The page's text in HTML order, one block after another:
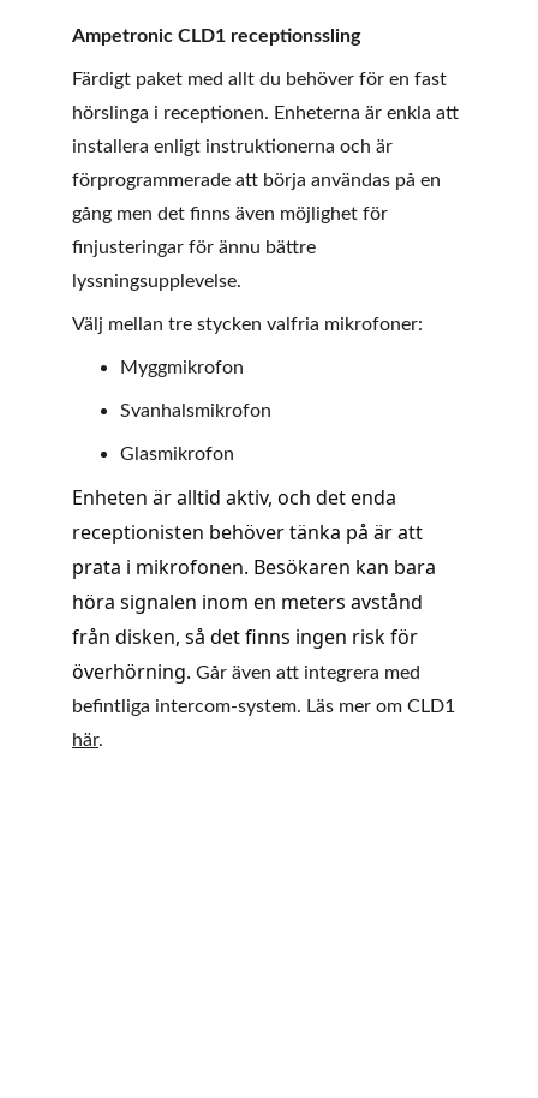
Ampetronic CLD1 receptionssling
Färdigt paket med allt du behöver för en fast
hörslinga i receptionen. Enheterna är enkla att
installera enligt instruktionerna och är
förprogrammerade att börja användas på en
gång men det finns även möjlighet för
finjusteringar för ännu bättre
lyssningsupplevelse.
Välj mellan tre stycken valfria mikrofoner:
Myggmikrofon
Svanhalsmikrofon
Glasmikrofon
Enheten är alltid aktiv, och det enda
receptionisten behöver tänka på är att
prata i mikrofonen. Besökaren kan bara
höra signalen inom en meters avstånd
från disken, så det finns ingen risk för
överhörning. Går även att integrera med
befintliga intercom-system. Läs mer om CLD1
här.